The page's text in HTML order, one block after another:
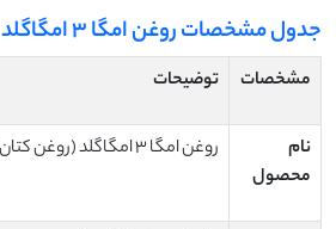
جدول مشخصات روغن امگا ۳ امگاگلد
مشخصات توضیحات
نام
محصول
روغن امگا ۳ امگاگلد (روغن کتان فانتوم)